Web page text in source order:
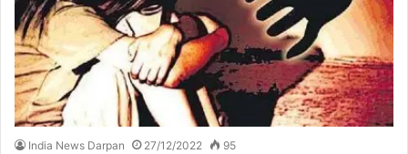
India News Darpan 27/12/2022 95